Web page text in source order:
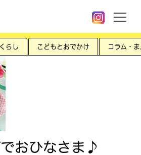
くらし こどもとおでかけ コラム・
おひなさま♪